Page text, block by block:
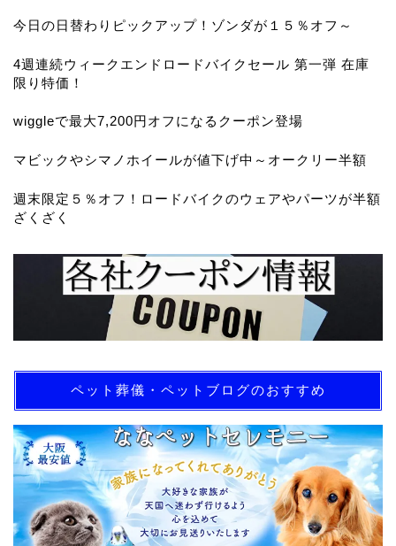
今日の日替わりピックアップ！ゾンダが１５％オフ～
4週連続ウィークエンドロードバイクセール 第一弾 在庫
限り特価！
wiggleで最大7,200円オフになるクーポン登場
マビックやシマノホイールが値下げ中～オークリー半額
週末限定５％オフ！ロードバイクのウェアやパーツが半額
ざくざく
ペット葬儀・ペットブログのおすすめ